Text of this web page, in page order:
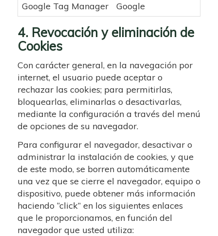
Google Tag Manager
Google
4. Revocación y eliminación de
Cookies
Con carácter general, en la navegación por
internet, el usuario puede aceptar o
rechazar las cookies; para permitirlas,
bloquearlas, eliminarlas o desactivarlas,
mediante la configuración a través del menú
de opciones de su navegador.
Para configurar el navegador, desactivar o
administrar la instalación de cookies, y que
de este modo, se borren automáticamente
una vez que se cierre el navegador, equipo o
dispositivo, puede obtener más información
haciendo “click” en los siguientes enlaces
que le proporcionamos, en función del
navegador que usted utiliza: